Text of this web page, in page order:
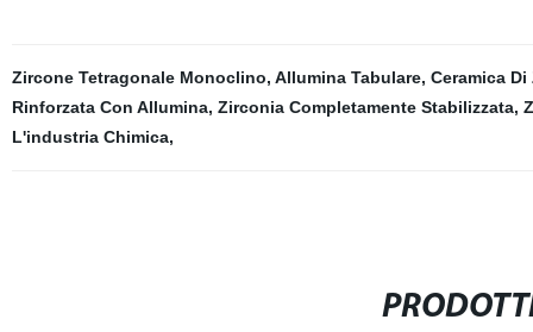
Zircone Tetragonale Monoclino, Allumina Tabulare, Ceramica
Rinforzata Con Allumina, Zirconia Completamente Stabilizzata,
L'industria Chimica,